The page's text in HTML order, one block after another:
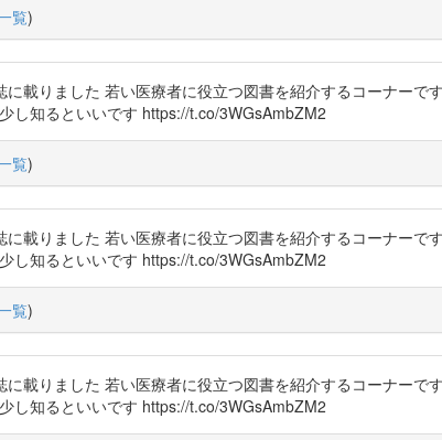
覧)
に載りました 若い医療者に役立つ図書を紹介するコーナー
し知るといいです https://t.co/3WGsAmbZM2
覧)
に載りました 若い医療者に役立つ図書を紹介するコーナー
し知るといいです https://t.co/3WGsAmbZM2
覧)
に載りました 若い医療者に役立つ図書を紹介するコーナー
し知るといいです https://t.co/3WGsAmbZM2